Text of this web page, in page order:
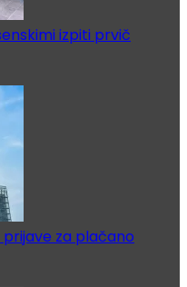
izpiti prvič
za plačano